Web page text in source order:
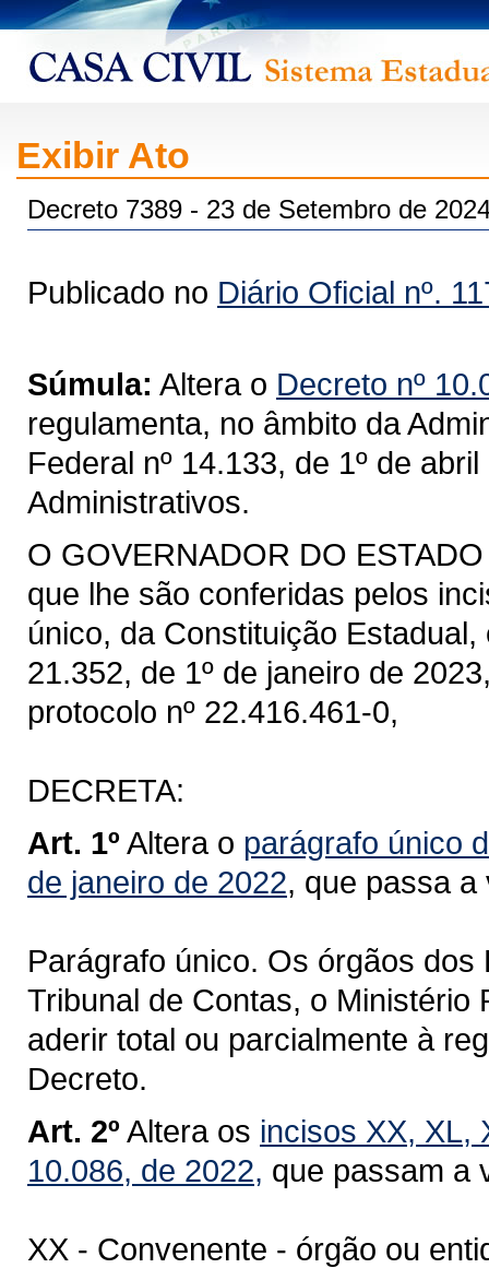
Exibir Ato
Decreto 7389 - 23 de Setembro de
Publicado no Diário Oficial nº.
Súmula: Altera o Decreto nº
regulamenta, no âmbito da
Federal nº 14.133, de 1º de
Administrativos.
O GOVERNADOR DO
que lhe são conferidas pelos
único, da Constituição
21.352, de 1º de janeiro de
protocolo nº 22.416.461-0,
DECRETA:
Art. 1º Altera o parágrafo único
de janeiro de 2022, que passa
Parágrafo único. Os órgãos
Tribunal de Contas, o Ministério
aderir total ou parcialmente à
Decreto.
Art. 2º Altera os incisos XX, XL,
10.086, de 2022, que passam a
XX - Convenente - órgão ou